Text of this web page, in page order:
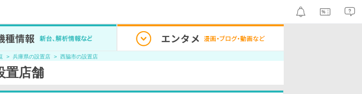
兵庫県の設置店 西脇市の設置店
置店舗